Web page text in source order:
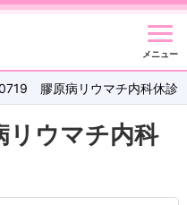
メニュー
膠原病リウマチ内科休診
ウマチ内科